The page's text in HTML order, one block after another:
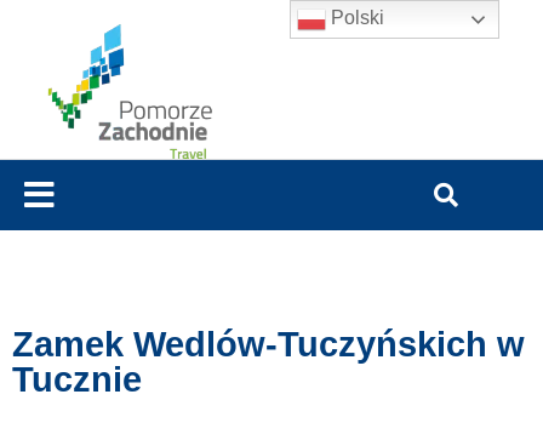
Zamek Wedlów-Tuczyńskich w
Tucznie
Polski